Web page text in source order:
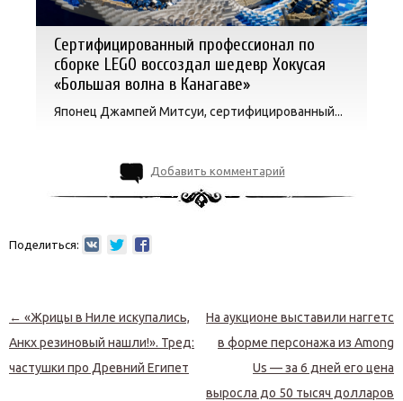
Сертифицированный профессионал по
сборке LEGO воссоздал шедевр Хокусая
«Большая волна в Канагаве»
Японец Джампей Митсуи, сертифицированный...
Добавить комментарий
Поделиться:
Навигация по записям
← «Жрицы в Ниле искупались,
Анкх резиновый нашли!». Тред:
частушки про Древний Египет
На аукционе выставили наггетс
в форме персонажа из Among
Us — за 6 дней его цена
выросла до 50 тысяч долларов